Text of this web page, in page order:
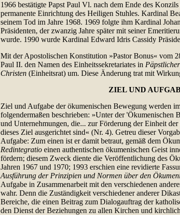
1966 bestätigte Papst Paul Vl. nach dem Ende des
permanente Einrichtung des Heiligen Stuhles. Kardinal
seinem Tod im Jahre 1968. 1969 folgte ihm Kardinal
Präsidenten, der zwanzig Jahre später mit seiner
wurde. 1990 wurde Kardinal Edward Idris Cassidy
Mit der Apostolischen Konstitution »Pastor Bonus« vom
Paul II. den Namen des Einheitssekretariates in
Christen (Einheitsrat) um. Diese Änderung trat mit
ZIEL UND
Ziel und Aufgabe der ökumenischen Bewegung werden
folgendermaßen beschrieben: »Unter der 'Ökumenischen
und Unternehmungen, die... zur Förderung der Einheit
dieses Ziel ausgerichtet sind« (Nr. 4). Getreu dieser
Aufgabe: Zum einen ist er damit betraut, gemäß dem
Redintegratio einen authentischen ökumenischen Geist
fördern; diesem Zweck diente die Veröffentlichung des
Jahren 1967 und 1970; 1993 erschien eine revidierte
Ausführung der Prinzipien und Normen über den
Aufgabe in Zusammenarbeit mit den verschiedenen
wahr. Denn die Zuständigkeit verschiedener anderer
Bereiche, die einen Beitrag zum Dialogauftrag der
den Dienst der Beziehungen zu allen Kirchen und